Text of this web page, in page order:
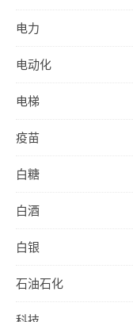
电力
电动化
电梯
疫苗
白糖
白酒
白银
石油石化